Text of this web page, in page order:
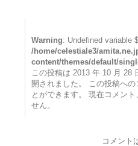
Warning: Undefined variable
/home/celestiale3/
content/themes/default/
この投稿は 2013 年 10 月 28
開されました。 この投稿へ
とができます。 現在コメン
せん。
コメント